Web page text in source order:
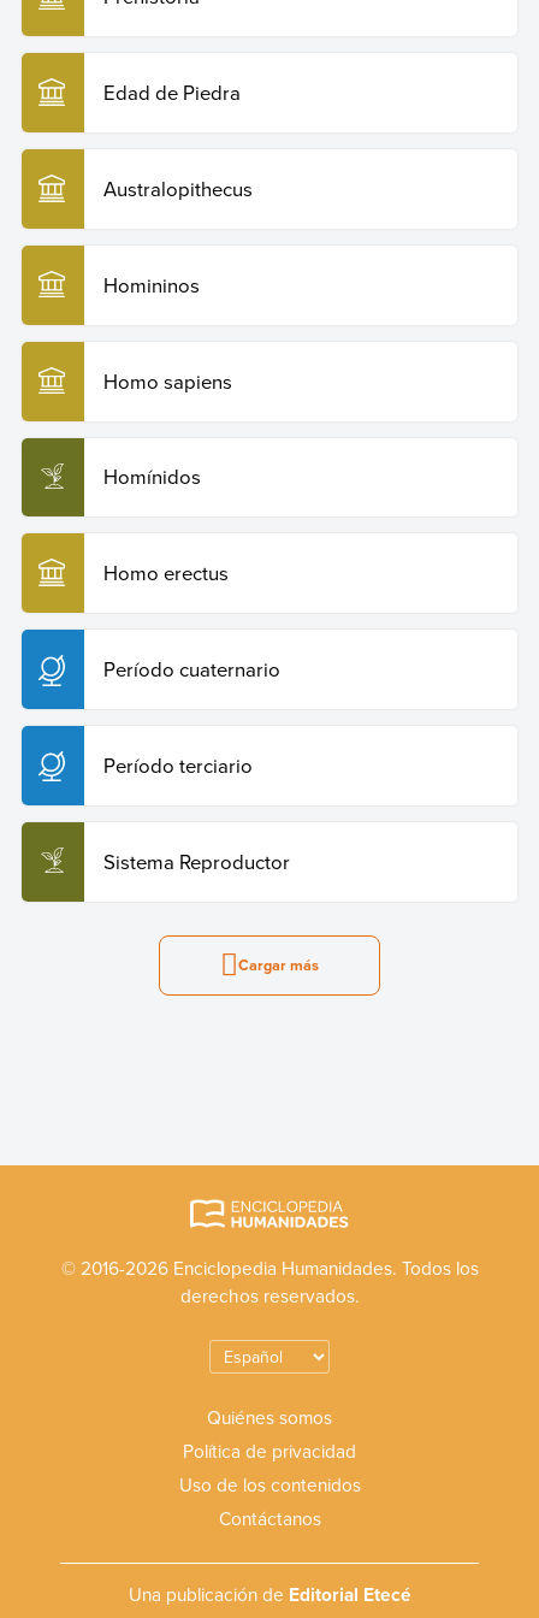
Edad de Piedra
Australopithecus
Homininos
Homo sapiens
Homínidos
Homo erectus
Período cuaternario
Período terciario
Sistema Reproductor
Cargar más
© 2016-2026 Enciclopedia Humanidades. Todos los
derechos reservados.
Quiénes somos
Política de privacidad
Uso de los contenidos
Contáctanos
Una publicación de Editorial Etecé